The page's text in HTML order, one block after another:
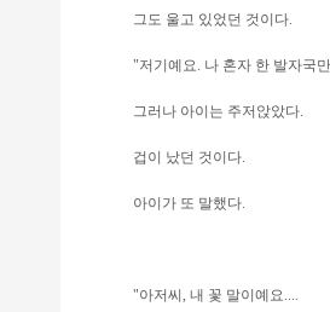
그도 울고 있었던 것이다.
"저기예요. 나 혼자 한 발자국
그러나 아이는 주저앉았다.
겁이 났던 것이다.
아이가 또 말했다.
"아저씨, 내 꽃 말이예요....